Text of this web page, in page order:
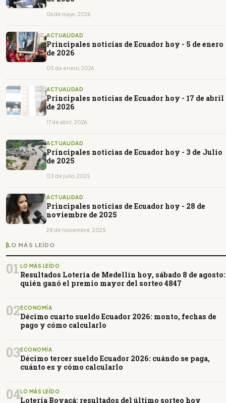
06 de mayo, 2026
ACTUALIDAD
Principales noticias de Ecuador hoy - 5 de enero
de 2026
05 de enero, 2026
ACTUALIDAD
Principales noticias de Ecuador hoy - 17 de abril
de 2026
17 de abril, 2026
ACTUALIDAD
Principales noticias de Ecuador hoy - 3 de Julio
de 2025
03 de julio, 2025
ACTUALIDAD
Principales noticias de Ecuador hoy - 28 de
noviembre de 2025
28 de noviembre, 2025
LO MÁS LEÍDO
01 LO MÁS LEÍDO
Resultados Lotería de Medellín hoy, sábado 8 de agosto:
quién ganó el premio mayor del sorteo 4847
02ECONOMÍA
Décimo cuarto sueldo Ecuador 2026: monto, fechas de
pago y cómo calcularlo
03ECONOMÍA
Décimo tercer sueldo Ecuador 2026: cuándo se paga,
cuánto es y cómo calcularlo
04LO MÁS LEÍDO
Lotería Boyacá: resultados del último sorteo hoy